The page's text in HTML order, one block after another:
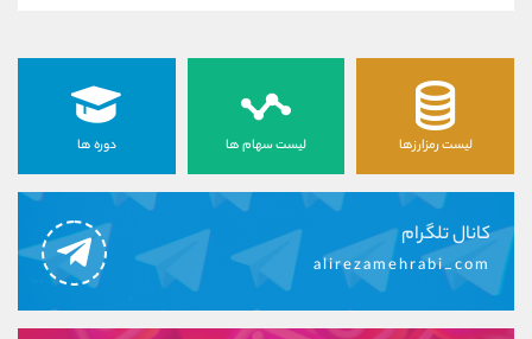
لیست رمزارزها لیست سهام ها دوره ها
کانال تلگرام
alirezamehrabi_com